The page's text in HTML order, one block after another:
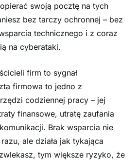
swoją pocztę na tych
bez tarczy ochronnej – bez
technicznego i z coraz
na cyberataki.
firm to sygnał
firmowa to jedno z
codziennej pracy – jej
finansowe, utratę zaufania
Brak wsparcia nie
ale działa jak tykająca
tym większe ryzyko, że